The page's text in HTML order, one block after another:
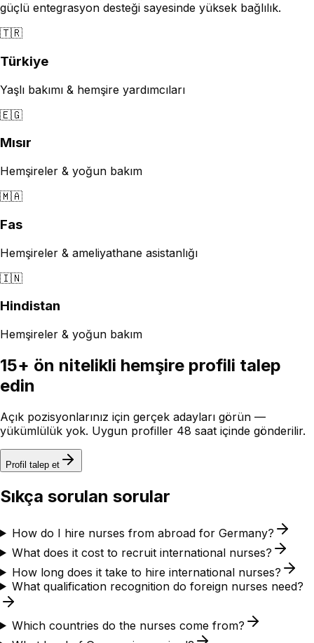
güçlü entegrasyon desteği sayesinde yüksek bağlılık.
🇹🇷
Türkiye
Yaşlı bakımı & hemşire yardımcıları
🇪🇬
Mısır
Hemşireler & yoğun bakım
🇲🇦
Fas
Hemşireler & ameliyathane asistanlığı
🇮🇳
Hindistan
Hemşireler & yoğun bakım
15+ ön nitelikli hemşire profili talep
edin
Açık pozisyonlarınız için gerçek adayları görün —
yükümlülük yok. Uygun profiller 48 saat içinde gönderilir.
Profil talep et
Sıkça sorulan sorular
How do I hire nurses from abroad for Germany?
What does it cost to recruit international nurses?
How long does it take to hire international nurses?
What qualification recognition do foreign nurses need?
Which countries do the nurses come from?